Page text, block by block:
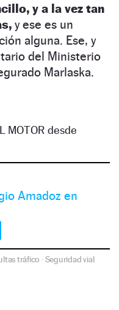
y a la vez tan
y ese es un
alguna. Ese, y
del Ministerio
Marlaska.
MOTOR desde
Amadoz en
tráfico ·Seguridad vial